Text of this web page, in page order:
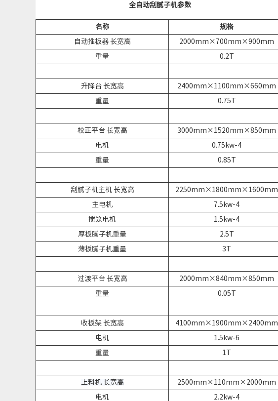
全自动刮腻子机参数
名称 规格
自动推板器 长宽高 2000mm×700mm×900mm
重量 0.2T
升降台 长宽高 2400mm×1100mm×660mm
重量 0.75T
校正平台 长宽高 3000mm×1520mm×850mm
电机 0.75kw-4
重量 0.85T
刮腻子机主机 长宽高 2250mm×1800mm×1600mm
主电机 7.5kw-4
搅笼电机 1.5kw-4
厚板腻子机重量 2.5T
薄板腻子机重量 3T
过渡平台 长宽高 2000mm×840mm×850mm
重量 0.05T
收板架 长宽高 4100mm×1900mm×2400mm
电机 1.5kw-6
重量 1T
上料机 长宽高 2500mm×110mm×2000mm
电机 2.2kw-4